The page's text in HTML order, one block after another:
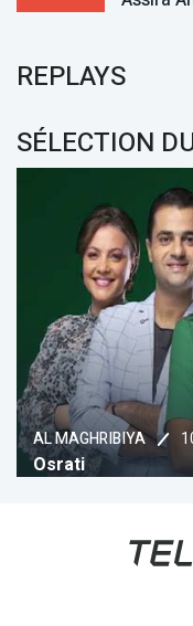
REPLAYS
SÉLECTION
AL MAGHRIBIYA
Osrati